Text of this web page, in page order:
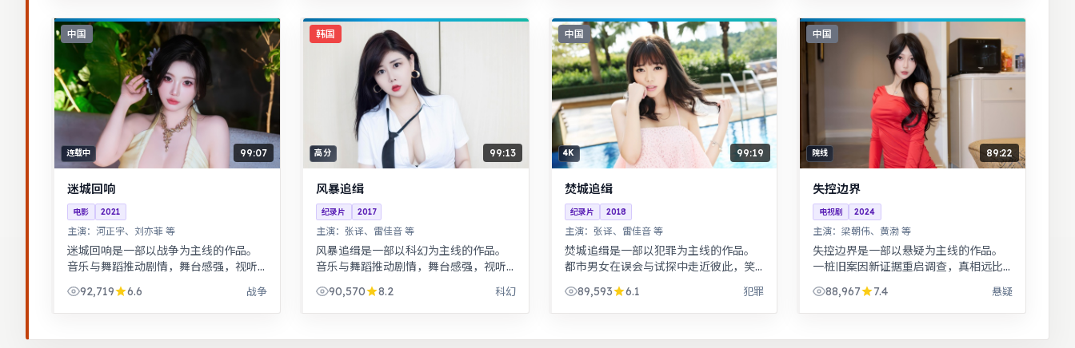
中国
连载中 99:07
迷城回响
电影 2021
主演： 河正宇、刘亦菲 等
迷城回响是一部以战争为主线的作品。
音乐与舞蹈推动剧情，舞台感强，视听
体验突出。一桩旧案因新证据重启调
查，真相远比表面更加残酷。
92,719 6.6 战争
韩国
高分 99:13
风暴追缉
纪录片 2017
主演： 张译、雷佳音 等
风暴追缉是一部以科幻为主线的作品。
音乐与舞蹈推动剧情，舞台感强，视听
体验突出。家庭伦理冲突在一场意外后
集中爆发，情感冲击力足。
90,570 8.2 科幻
中国
4K 99:19
焚城追缉
纪录片 2018
主演： 张译、雷佳音 等
焚城追缉是一部以犯罪为主线的作品。
都市男女在误会与试探中走近彼此，笑
泪交织的成长故事。悬疑氛围层层推
进，线索拼图式叙事，结局出人意料。
89,593 6.1 犯罪
中国
院线 89:22
失控边界
电视剧 2024
主演：梁朝伟、黄渤 等
失控边界是一部以悬疑为主线的作品。
一桩旧案因新证据重启调查，真相远比
表面更加残酷。公路片结构串联多段际
遇，配乐与风景共同构成情绪主线。
88,967 7.4 悬疑